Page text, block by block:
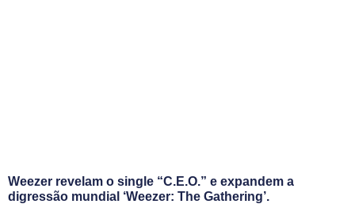
Weezer revelam o single “C.E.O.” e expandem a
digressão mundial ‘Weezer: The Gathering’.